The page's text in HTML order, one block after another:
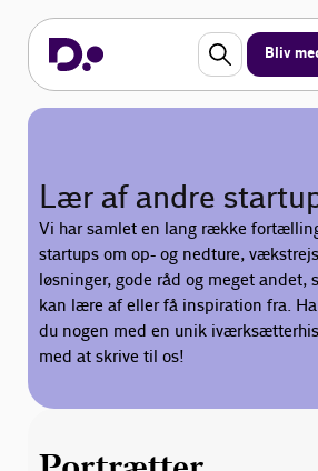
Bliv
Lær af andre
Vi har samlet en lang række
startups om op- og nedture,
løsninger, gode råd og meget andet,
kan lære af eller få inspiration fra.
du nogen med en unik
med at skrive til os!